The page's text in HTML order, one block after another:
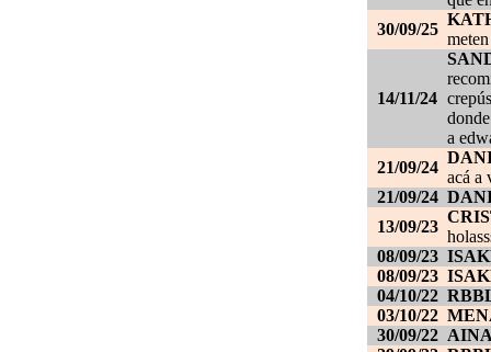
30/09/25
14/11/24
a
21/09/24
acá a
21/09/24
13/09/23
08/09/23
08/09/23
04/10/22
03/10/22
30/09/22